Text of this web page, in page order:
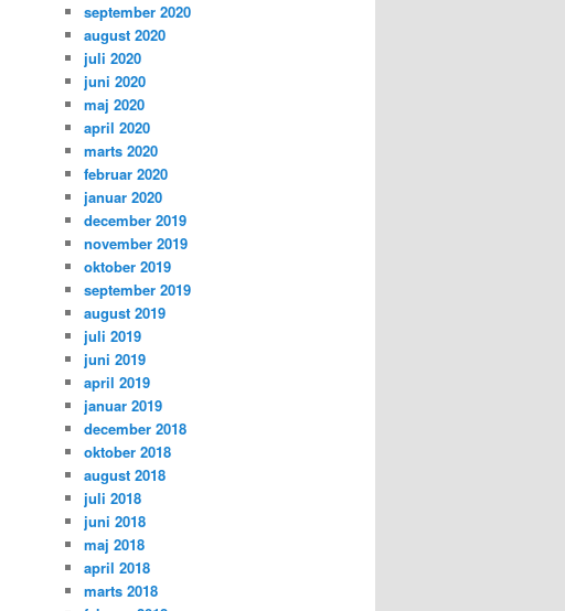
september 2020
august 2020
juli 2020
juni 2020
maj 2020
april 2020
marts 2020
februar 2020
januar 2020
december 2019
november 2019
oktober 2019
september 2019
august 2019
juli 2019
juni 2019
april 2019
januar 2019
december 2018
oktober 2018
august 2018
juli 2018
juni 2018
maj 2018
april 2018
marts 2018